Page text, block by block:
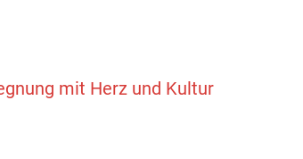
mit Herz und Kultur